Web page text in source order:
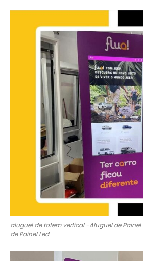
aluguel de totem vertical -Aluguel de Painel
de Painel Led